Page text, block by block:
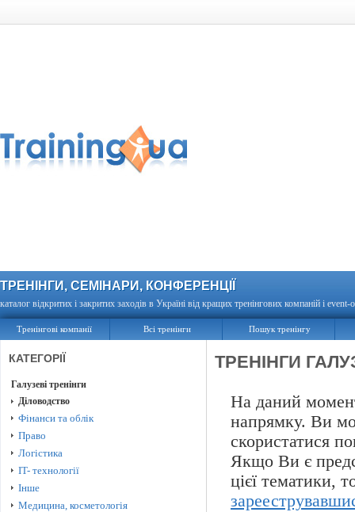
ТРЕНІНГИ, СЕМІНАРИ, КОНФЕРЕНЦІЇ
каталог відкритих і закритих заходів в Україні від кращих тренінгових компаній і event-
Тренінгові компанії Всі тренінги Пошук тренінгу
КАТЕГОРІЇ
Галузеві тренінги
Діловодство
Фінанси та облік
Право
Логістика
IT- технології
Інше
Медицина, косметологія
ТРЕНІНГИ
На даний
напрямку. Ви
скористатися
Якщо Ви є
цієї тематики,